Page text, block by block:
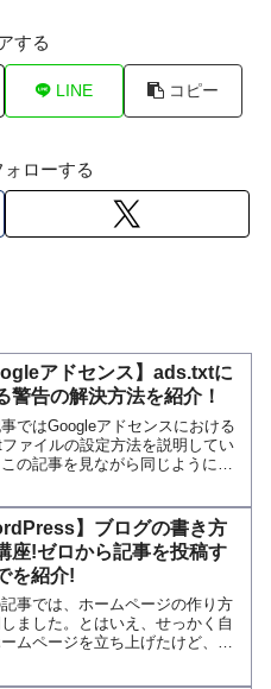
する
LINE コピー
ォローする
アドセンス】ads.txtに
警告の解決方法を紹介！
事ではGoogleアドセンスにおける
ァイルの設定方法を説明してい
の記事を見ながら同じように設
の不正利用を防止するためにもぜ
んご活用ください。
】ブログの書き方
座!ゼロから記事を投稿す
を紹介!
事では、ホームページの作り方
ました。とはいえ、せっかく自
ムページを立ち上げたけど、次